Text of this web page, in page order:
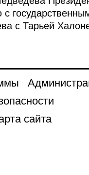
с Тарьей
сайта